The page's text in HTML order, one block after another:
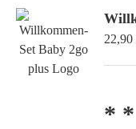
22,90
*